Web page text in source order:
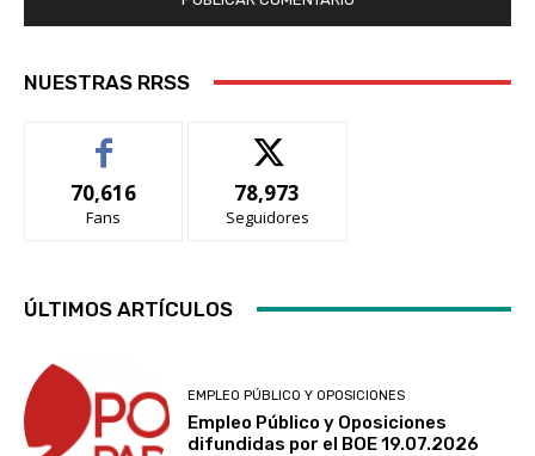
NUESTRAS RRSS
70,616
Fans
78,973
Seguidores
ÚLTIMOS ARTÍCULOS
EMPLEO PÚBLICO Y OPOSICIONES
Empleo Público y Oposiciones
difundidas por el BOE 19.07.2026